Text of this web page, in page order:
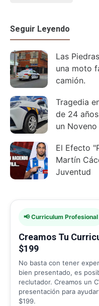
Seguir Leyendo
Las
una moto
camión.
Tragedia en la Construcción: Un Joven
de 24
un Noveno
El Efecto
Martín
Juventud
📢 Curriculum Profesional
Creamos Tu
$199
No basta con tener
bien presentado, es
reclutador. Creamos un
presentación para
$199.